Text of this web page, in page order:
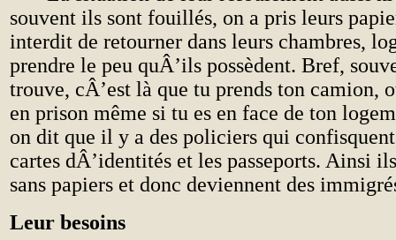
souvent ils sont fouillés, on a pris leurs
interdit de retourner dans leurs chambres,
prendre le peu quÂ’ils possèdent. Bref,
trouve, cÂ’est là que tu prends ton camion,
en prison même si tu es en face de ton
on dit que il y a des policiers qui
cartes dÂ’identités et les passeports. Ainsi
sans papiers et donc deviennent des
Leur besoins